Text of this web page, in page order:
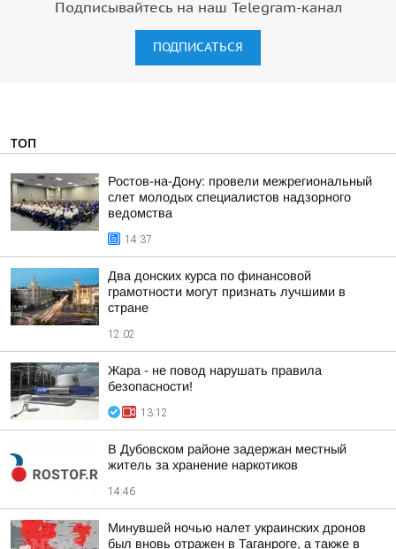
Подписывайтесь на наш Telegram-канал
ПОДПИСАТЬСЯ
ТОП
Ростов-на-Дону: провели межрегиональный
слет молодых специалистов надзорного
ведомства
14:37
Два донских курса по финансовой
грамотности могут признать лучшими в
стране
12:02
Жара - не повод нарушать правила
безопасности!
13:12
В Дубовском районе задержан местный
житель за хранение наркотиков
14:46
Минувшей ночью налет украинских дронов
был вновь отражен в Таганроге, а также в